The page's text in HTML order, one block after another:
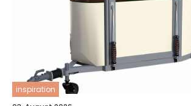
inspiration